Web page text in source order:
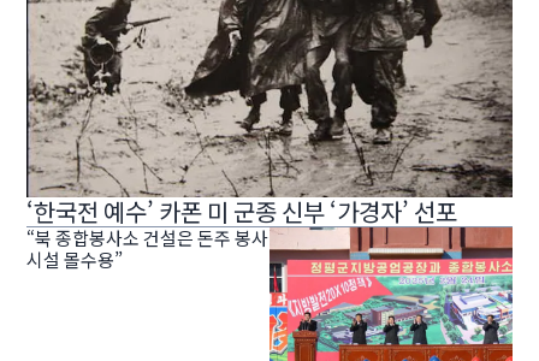
‘한국전 예수’ 카폰 미 군종 신부 ‘가경자’ 선포
“북 종합봉사소 건설은 돈주 봉사
시설 몰수용”